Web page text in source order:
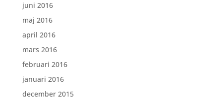
juni 2016
maj 2016
april 2016
mars 2016
februari 2016
januari 2016
december 2015